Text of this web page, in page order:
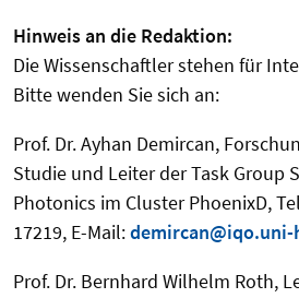
Hinweis an die Redaktion:
Die Wissenschaftler stehen für
Bitte wenden Sie sich an:
Prof. Dr. Ayhan Demircan,
Studie und Leiter der Task Group
Photonics im Cluster PhoenixD,
17219, E-Mail:demircan@iqo.uni-
Prof. Dr. Bernhard Wilhelm Roth,